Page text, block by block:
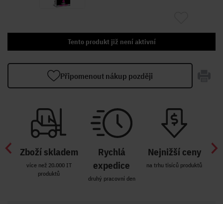
Tento produkt již není aktivní
Připomenout nákup později
Zboží skladem
více než 20.000 IT
produktů
Rychlá
expedice
druhý pracovní den
Nejnižší ceny
na trhu tisíců produktů